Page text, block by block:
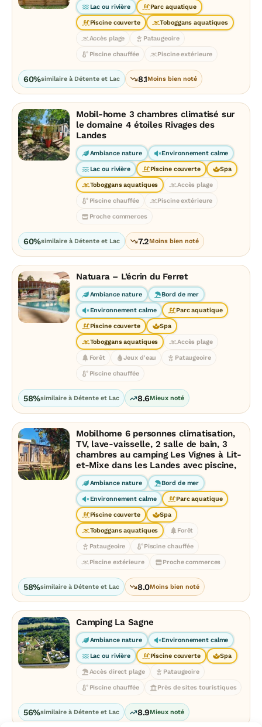
Lac ou rivière Parc aquatique
Piscine couverte Toboggans aquatiques
Accès plage Pataugeoire
Piscine chauffée Piscine extérieure
60%similaire à Détente et Lac 8.1Moins bien noté
Mobil-home 3 chambres climatisé sur
le domaine 4 étoiles Rivages des
Landes
Ambiance nature Environnement calme
Lac ou rivière Piscine couverte Spa
Toboggans aquatiques Accès plage
Piscine chauffée Piscine extérieure
Proche commerces
60%similaire à Détente et Lac 7.2Moins bien noté
Natuara – L’écrin du Ferret
Ambiance nature Bord de mer
Environnement calme Parc aquatique
Piscine couverte Spa
Toboggans aquatiques Accès plage
Forêt Jeux d'eau Pataugeoire
Piscine chauffée
58%similaire à Détente et Lac 8.6Mieux noté
Mobilhome 6 personnes climatisation,
TV, lave-vaisselle, 2 salle de bain, 3
chambres au camping Les Vignes à Lit-
et-Mixe dans les Landes avec piscine,
Ambiance nature Bord de mer
Environnement calme Parc aquatique
Piscine couverte Spa
Toboggans aquatiques Forêt
Pataugeoire Piscine chauffée
Piscine extérieure Proche commerces
58%similaire à Détente et Lac 8.0Moins bien noté
Camping La Sagne
Ambiance nature Environnement calme
Lac ou rivière Piscine couverte Spa
Accès direct plage Pataugeoire
Piscine chauffée Près de sites touristiques
56%similaire à Détente et Lac 8.9Mieux noté